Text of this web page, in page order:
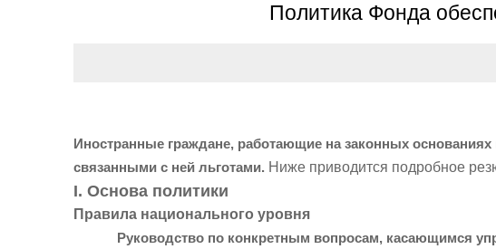
Политика Фонда
Иностранные граждане, работающие на законных
связанными с ней льготами. Ниже приводится подробное
I. Основа политики
Правила национального уровня
Руководство по конкретным вопросам, касающимся